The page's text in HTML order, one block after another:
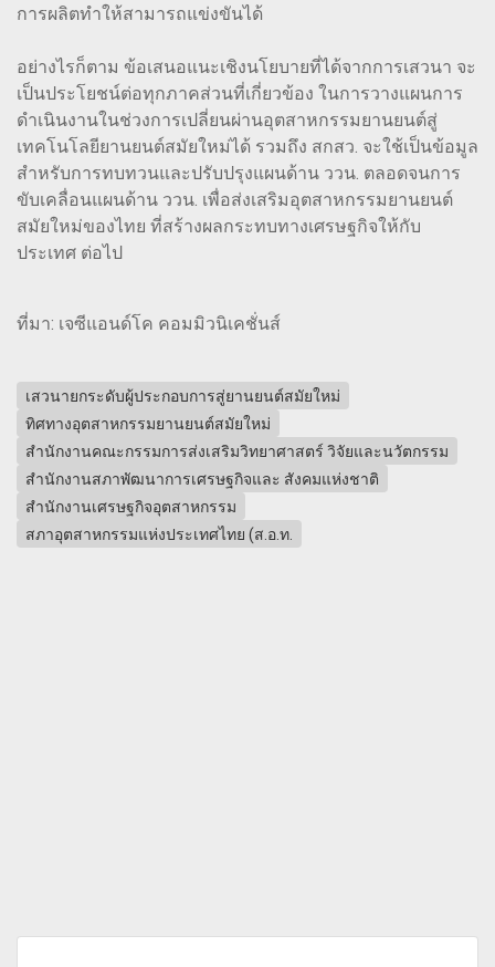
การผลิตทำให้สามารถแข่งขันได้
อย่างไรก็ตาม ข้อเสนอแนะเชิงนโยบายที่ได้จากการเสวนา จะ
เป็นประโยชน์ต่อทุกภาคส่วนที่เกี่ยวข้อง ในการวางแผนการ
ดำเนินงานในช่วงการเปลี่ยนผ่านอุตสาหกรรมยานยนต์สู่
เทคโนโลยียานยนต์สมัยใหม่ได้ รวมถึง สกสว. จะใช้เป็นข้อมูล
สำหรับการทบทวนและปรับปรุงแผนด้าน ววน. ตลอดจนการ
ขับเคลื่อนแผนด้าน ววน. เพื่อส่งเสริมอุตสาหกรรมยานยนต์
สมัยใหม่ของไทย ที่สร้างผลกระทบทางเศรษฐกิจให้กับ
ประเทศ ต่อไป
ที่มา: เจซีแอนด์โค คอมมิวนิเคชั่นส์
เสวนายกระดับผู้ประกอบการสู่ยานยนต์สมัยใหม่
ทิศทางอุตสาหกรรมยานยนต์สมัยใหม่
สำนักงานคณะกรรมการส่งเสริมวิทยาศาสตร์ วิจัยและนวัตกรรม
สำนักงานสภาพัฒนาการเศรษฐกิจและ สังคมแห่งชาติ
สำนักงานเศรษฐกิจอุตสาหกรรม
สภาอุตสาหกรรมแห่งประเทศไทย (ส.อ.ท.